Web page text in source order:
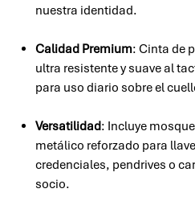
nuestra identidad.
Calidad Premium: Cinta de
ultra resistente y suave al
para uso diario sobre el
Versatilidad: Incluye
metálico reforzado para
credenciales, pendrives o
socio.